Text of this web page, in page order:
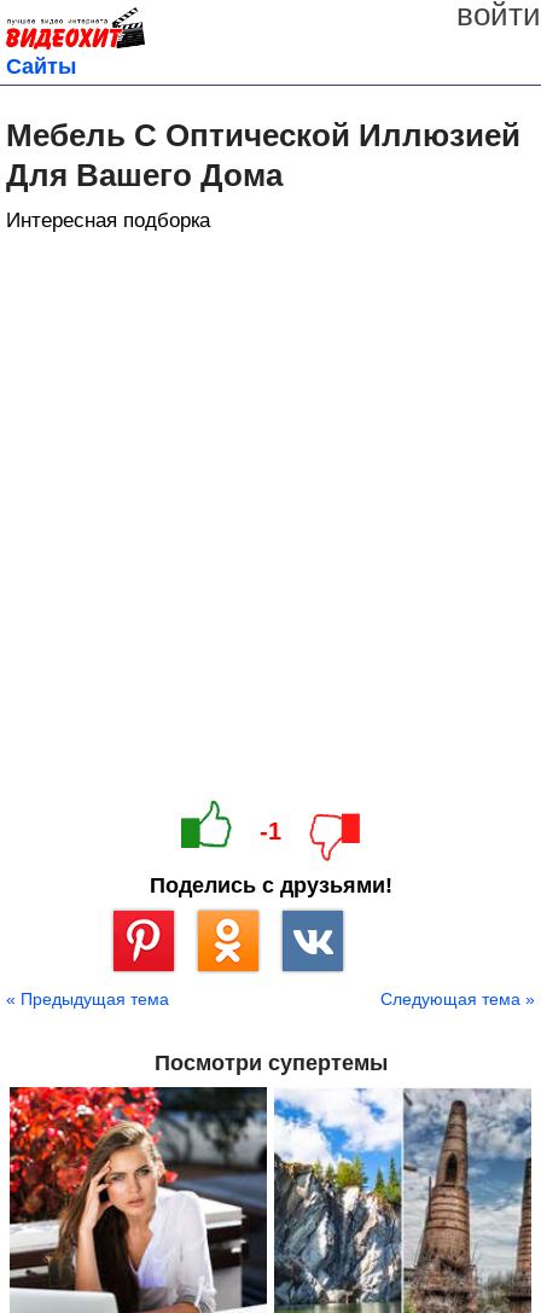
войти
Сайты
Мебель С Оптической Иллюзией
Для Вашего Дома
Интересная подборка
-1
Поделись с друзьями!
« Предыдущая тема Следующая тема »
Посмотри супертемы